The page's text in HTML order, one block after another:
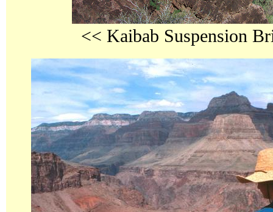
<< Kaibab Suspension